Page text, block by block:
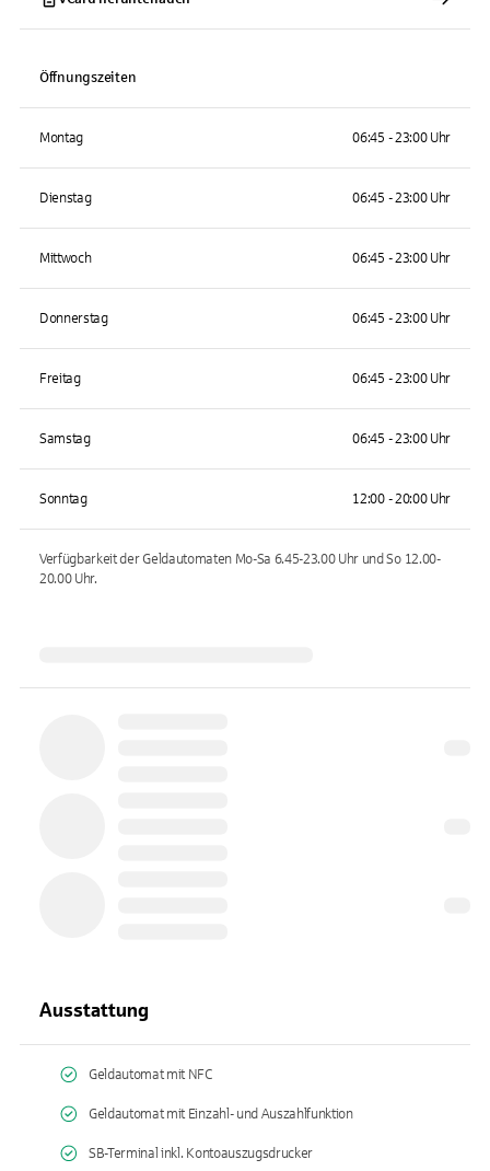
Öffnungszeiten
Montag 06:45 - 23:00 Uhr
Dienstag 06:45 - 23:00 Uhr
Mittwoch 06:45 - 23:00 Uhr
Donnerstag 06:45 - 23:00 Uhr
Freitag 06:45 - 23:00 Uhr
Samstag 06:45 - 23:00 Uhr
Sonntag 12:00 - 20:00 Uhr
Verfügbarkeit der Geldautomaten Mo-Sa 6.45-23.00 Uhr und So 12.00-
20.00Uhr.
Ausstattung
Geldautomat mit NFC
Geldautomat mit Einzahl- und Auszahlfunktion
SB-Terminal inkl. Kontoauszugsdrucker